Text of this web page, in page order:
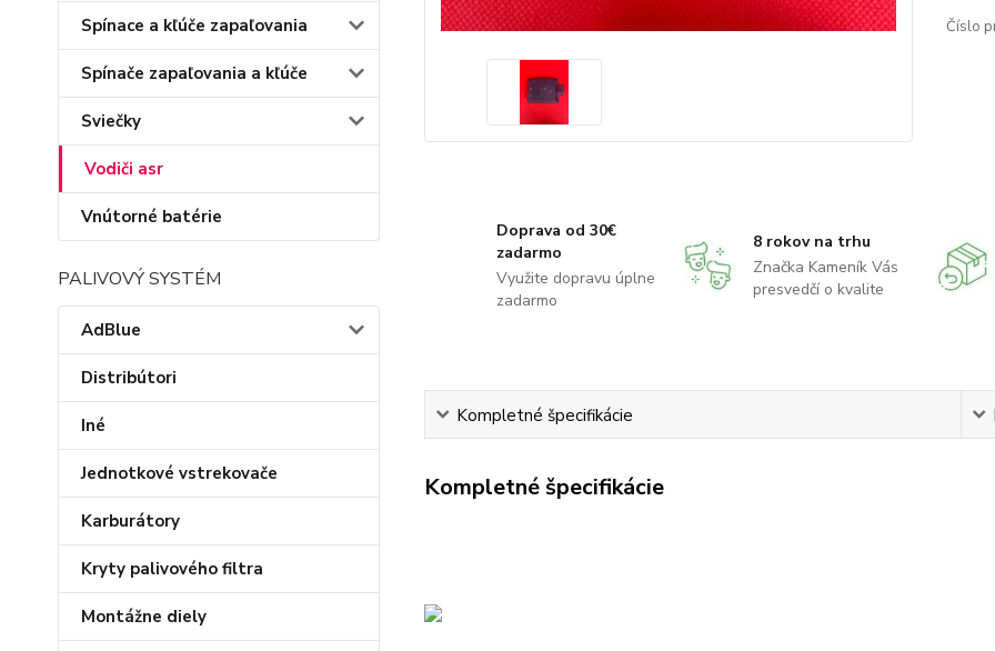
Spínace a kľúče zapaľovania
Spínače zapaľovania a kľúče
Sviečky
Vodiči asr
Vnútorné batérie
PALIVOVÝ SYSTÉM
AdBlue
Distribútori
Iné
Jednotkové vstrekovače
Karburátory
Kryty palivového filtra
Montážne diely
Číslo
Doprava od 30€
zadarmo
Využite dopravu úplne
zadarmo
8 rokov na trhu
Značka Kameník Vás
presvedčí o kvalite
Kompletné špecifikácie
Kompletné špecifikácie